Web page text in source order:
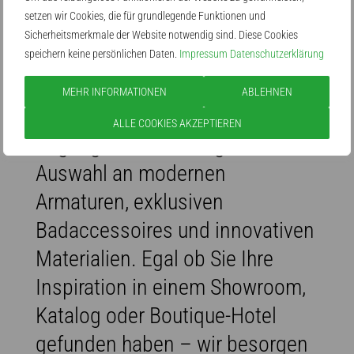
setzen wir Cookies, die für grundlegende Funktionen und
Sicherheitsmerkmale der Website notwendig sind. Diese Cookies
speichern keine persönlichen Daten. Impressum Datenschutzerklärung
MEHR INFORMATIONEN ABLEHNEN
ALLE COOKIES AKZEPTIEREN
Kompromisse
Sie haben die Wahl – als
herstellerunabhängiger
Fachbetrieb bieten wir Ihnen
Zugang zu einer riesigen
Auswahl an modernen
Armaturen, exklusiven
Badaccessoires und innovativen
Materialien. Egal ob Sie Ihre
Inspiration in einem Showroom,
Katalog oder Boutique-Hotel
gefunden haben – wir besorgen